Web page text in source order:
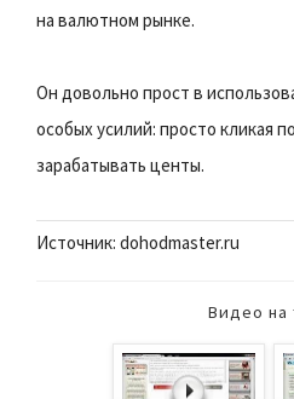
на валютном рынке.
Он довольно прост в
особых усилий: просто кликая
зарабатывать центы.
Источник: dohodmaster.ru
Видео на